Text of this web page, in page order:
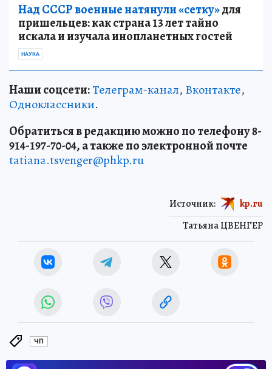
Над СССР военные натянули «сетку»для
пришельцев: как страна 13 лет тайно
искала и изучала инопланетных гостей
НАУКА
Наши соцсети:Телеграм-канал, Вконтакте,
Одноклассники.
Обратиться в редакцию можно по телефону 8-
914-197-70-04, а также по электронной почте
tatiana.tsvenger@phkp.ru
Татьяна ЦВЕНГЕР
Источник: kp.ru
ЧП